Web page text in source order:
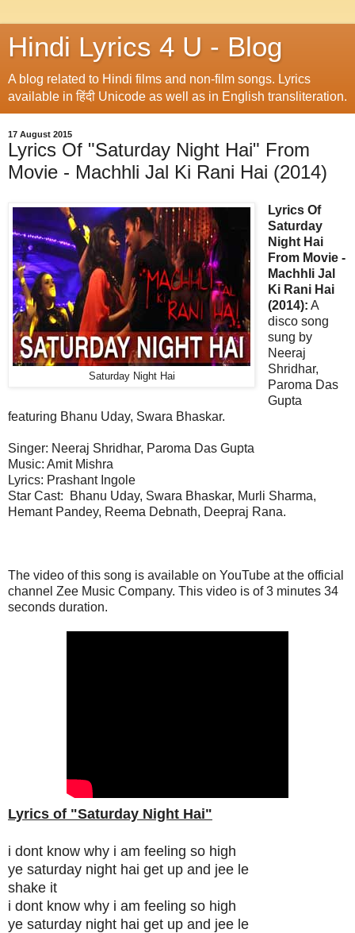
Hindi Lyrics 4 U - Blog
A blog related to Hindi films and non-film songs. Lyrics
available in हिंदी Unicode as well as in English transliteration.
17 August 2015
Lyrics Of "Saturday Night Hai" From
Movie - Machhli Jal Ki Rani Hai (2014)
Saturday Night Hai
Lyrics Of
Saturday
Night Hai
From Movie -
Machhli Jal
Ki Rani Hai
(2014): A
disco song
sung by
Neeraj
Shridhar,
Paroma Das
Gupta
featuring Bhanu Uday, Swara Bhaskar.
Singer: Neeraj Shridhar, Paroma Das Gupta
Music: Amit Mishra
Lyrics: Prashant Ingole
Star Cast:
Bhanu Uday, Swara Bhaskar, Murli Sharma,
Hemant Pandey, Reema Debnath, Deepraj Rana.
The video of this song is available on YouTube at the official
channel Zee Music Company. This video is of 3 minutes 34
seconds duration.
Lyrics of "Saturday Night Hai"
i dont know why i am feeling so high
ye saturday night hai get up and jee le
shake it
i dont know why i am feeling so high
ye saturday night hai get up and jee le